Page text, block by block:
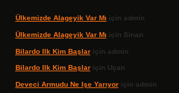
Ülkemizde Alageyik Var Mı için admin
Ülkemizde Alageyik Var Mı için Sinan
Bilardo Ilk Kim Başlariçin admin
Bilardo Ilk Kim Başlariçin Uçan
Deveci Armudu Ne Işe Yarıyoriçin admin